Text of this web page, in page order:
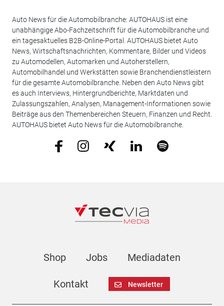
Auto News für die Automobilbranche: AUTOHAUS ist eine
unabhängige Abo-Fachzeitschrift für die Automobilbranche und
ein tagesaktuelles B2B-Online-Portal. AUTOHAUS bietet Auto
News, Wirtschaftsnachrichten, Kommentare, Bilder und Videos
zu Automodellen, Automarken und Autoherstellern,
Automobilhandel und Werkstätten sowie Branchendienstleistern
für die gesamte Automobilbranche. Neben den Auto News gibt
es auch Interviews, Hintergrundberichte, Marktdaten und
Zulassungszahlen, Analysen, Management-Informationen sowie
Beiträge aus den Themenbereichen Steuern, Finanzen und Recht.
AUTOHAUS bietet Auto News für die Automobilbranche.
Shop Jobs Mediadaten
Kontakt Newsletter